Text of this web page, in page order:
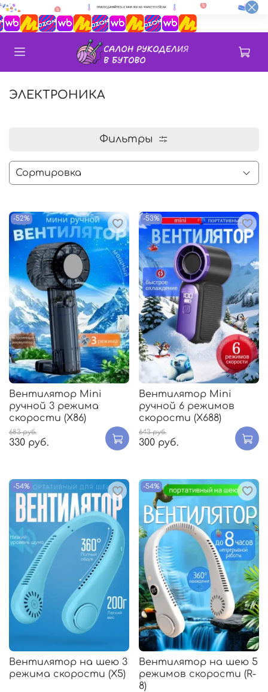
ЭЛЕКТРОНИКА
Фильтры
-52%
Вентилятор Mini
ручной 3 режима
скорости (X86)
683 руб.
330 руб.
-53%
Вентилятор Mini
ручной 6 режимов
скорости (X688)
643 руб.
300 руб.
-54%
Вентилятор на шею 3
режима скорости (X5)
-54%
Вентилятор на шею 5
режимов скорости (R-
8)